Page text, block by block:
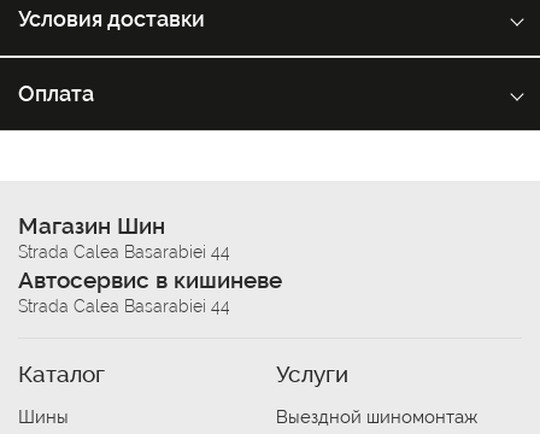
Условия доставки
Оплата
Магазин Шин
Strada Calea Basarabiei 44
Автосервис в кишиневе
Strada Calea Basarabiei 44
Каталог
Шины
Услуги
Выездной шиномонтаж